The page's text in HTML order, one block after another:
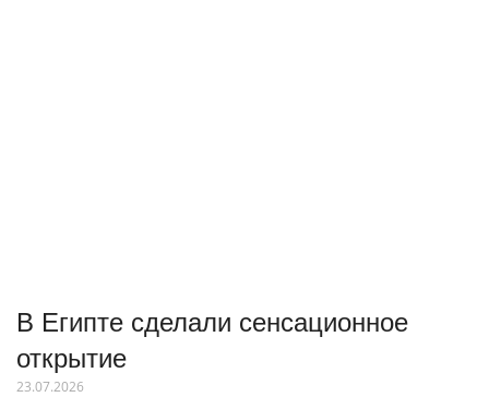
В Египте сделали сенсационное
открытие
23.07.2026